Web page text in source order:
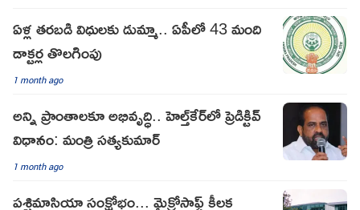
ఏళ్ల తరబడి విధులకు డుమ్మా.. ఏపీలో 43 మంది
డాక్టర్ల తొలగింపు
1 month ago
అన్ని ప్రాంతాలకూ అభివృద్ధి.. హెల్త్‌కేర్‌లో ప్రెడిక్టివ్
విధానం: మంత్రి సత్యకుమార్
1 month ago
పశ్చిమాసియా సంక్షోభం... మైక్రోసాఫ్ట్ కీలక